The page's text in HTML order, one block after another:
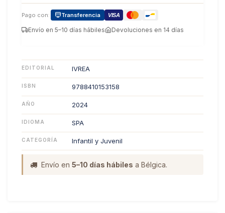
Pago con: Transferencia VISA
Envío en 5–10 días hábiles Devoluciones en 14 días
EDITORIAL IVREA
ISBN 9788410153158
AÑO 2024
IDIOMA SPA
CATEGORÍA Infantil y Juvenil
Envío en 5–10 días hábiles a Bélgica.